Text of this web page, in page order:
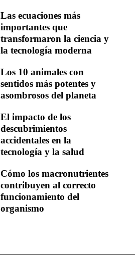
Las ecuaciones más
importantes que
transformaron la ciencia y
la tecnología moderna
Los 10 animales con
sentidos más potentes y
asombrosos del planeta
El impacto de los
descubrimientos
accidentales en la
tecnología y la salud
Cómo los macronutrientes
contribuyen al correcto
funcionamiento del
organismo